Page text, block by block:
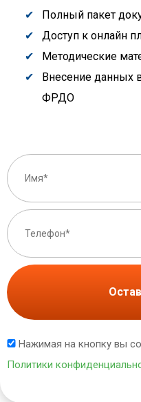
Полный пакет
Доступ к онлайн
Методические
Внесение данных
ФРДО
Нажимая на кнопку вы
Политики